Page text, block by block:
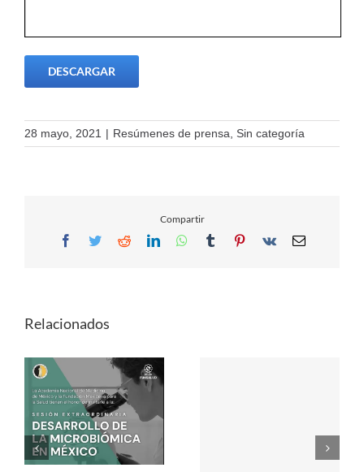
DESCARGAR
28 mayo, 2021 | Resúmenes de prensa, Sin categoría
Compartir
Facebook
TwitterRedditLinkedInWhatsApp
TumblrPinterest
Vk Email
Relacionados